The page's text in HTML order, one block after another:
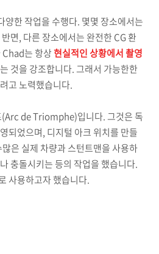
한 작업을 수행다. 몇몇 장소에서는
면, 다른 장소에서는 완전한 CG 환
Chad는 항상현실적인 상황에서 촬영
는 것을 강조합니다. 그래서 가능한한
고 노력했습니다.
(Arc de Triomphe)입니다. 그것은 독
되었으며, 디지털 아크 위치를 만들
은 실제 차량과 스턴트맨을 사용하
충돌시키는 등의 작업을 했습니다.
사용하고자 했습니다.